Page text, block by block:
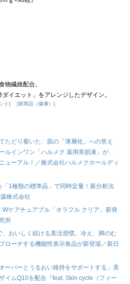
物繊維配合。
イエット」をアレンジしたデザイン。
ト 新商品（健康）
たどり着いた、肌の「薄層化」への答え
ルインワン「ハルメク 薬用美肌液」が、
ューアル！／株式会社ハルメクホールディ
1種類の標準品」で同時定量！新分析法
株式会社
ケアチュアブル「オラフル クリア」新発
所
おいしく続ける美活習慣。冷え、脚のむ
ローチする機能性表示食品が新登場／新日
ーバーとうるおい維持をサポートする」美
イムQ10を配合『feat. Skin cycle（フィー